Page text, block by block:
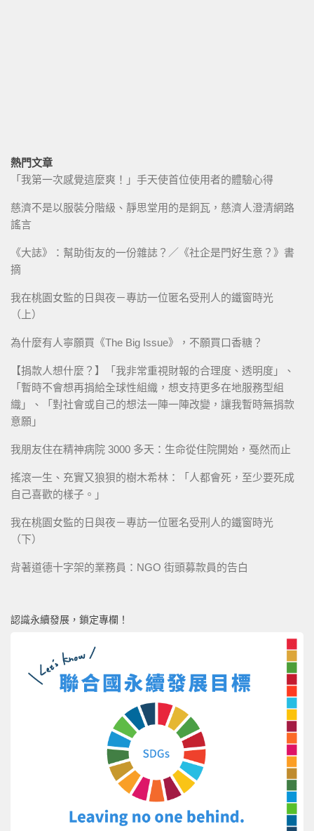
熱門文章
「我第一次感覺這麼爽！」手天使首位使用者的體驗心得
慈濟不是以服裝分階級、靜思堂用的是銅瓦，慈濟人澄清網路
謠言
《大誌》：幫助街友的一份雜誌？／《社企是門好生意？》書
摘
我在桃園女監的日與夜－專訪一位匿名受刑人的鐵窗時光
（上）
為什麼有人寧願買《The Big Issue》，不願買口香糖？
【捐款人想什麼？】「我非常重視財報的合理度、透明度」、
「暫時不會想再捐給全球性組織，想支持更多在地服務型組
織」、「對社會或自己的想法一陣一陣改變，讓我暫時無捐款
意願」
我朋友住在精神病院 3000 多天：生命從住院開始，戞然而止
搖滾一生、充實又狼狽的樹木希林：「人都會死，至少要死成
自己喜歡的樣子。」
我在桃園女監的日與夜－專訪一位匿名受刑人的鐵窗時光
（下）
背著道德十字架的業務員：NGO 街頭募款員的告白
認識永續發展，鎖定專欄！